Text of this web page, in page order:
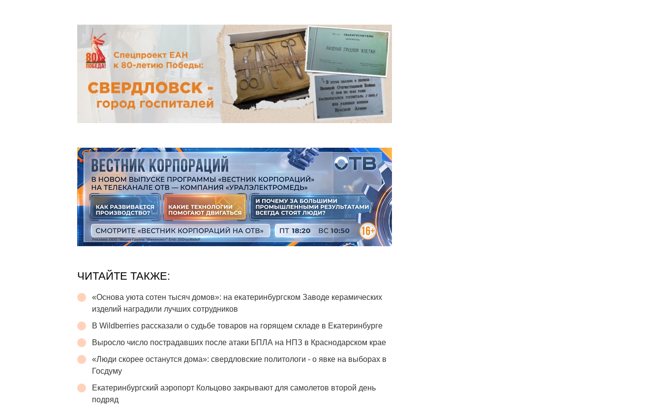
ЧИТАЙТЕ ТАКЖЕ:
«Основа уюта сотен тысяч домов»: на екатеринбургском Заводе керамических
изделий наградили лучших сотрудников
В Wildberries рассказали о судьбе товаров на горящем складе в Екатеринбурге
Выросло число пострадавших после атаки БПЛА на НПЗ в Краснодарском крае
«Люди скорее останутся дома»: свердловские политологи - о явке на выборах в
Госдуму
Екатеринбургский аэропорт Кольцово закрывают для самолетов второй день
подряд